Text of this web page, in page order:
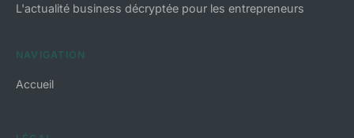
L'actualité business décryptée pour les entrepreneurs
NAVIGATION
Accueil